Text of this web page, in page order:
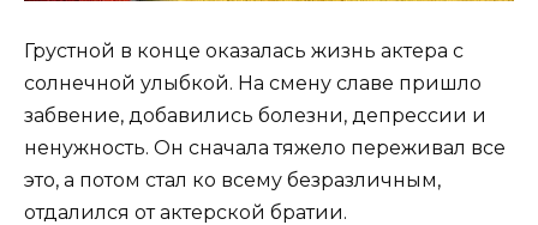
Грустной в конце оказалась жизнь актера с
солнечной улыбкой. На смену славе пришло
забвение, добавились болезни, депрессии и
ненужность. Он сначала тяжело переживал все
это, а потом стал ко всему безразличным,
отдалился от актерской братии.